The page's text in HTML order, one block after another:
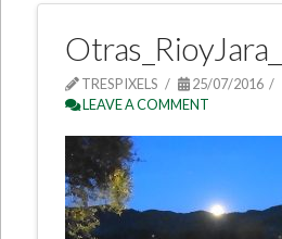
TRESPIXELS
25/07/2016
LEAVE A COMMENT